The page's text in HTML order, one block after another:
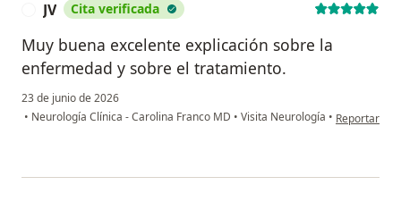
JV Cita verificada
Muy buena excelente explicación sobre la
enfermedad y sobre el tratamiento.
23 de junio de 2026
• Neurología Clínica - Carolina Franco MD • Visita Neurología • en opinión
Reportar